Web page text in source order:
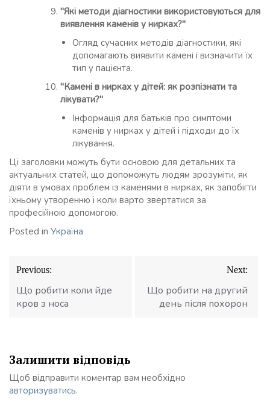
"Які методи діагностики використовуються для
виявлення каменів у нирках?"
Огляд сучасних методів діагностики, які
допомагають виявити камені і визначити їх
тип у пацієнта.
"Камені в нирках у дітей: як розпізнати та
лікувати?"
Інформація для батьків про симптоми
каменів у нирках у дітей і підходи до їх
лікування.
Ці заголовки можуть бути основою для детальних та
актуальних статей, що допоможуть людям зрозуміти, як
діяти в умовах проблем із каменями в нирках, як запобігти
їхньому утворенню і коли варто звертатися за
професійною допомогою.
Posted in Україна
Навігація
записів
Previous:
Що робити коли йде
кров з носа
Next:
Що робити на другий
день після похорон
Залишити відповідь
Щоб відправити коментар вам необхідно
авторизуватись.